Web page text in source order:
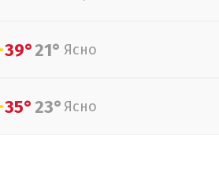
39°21° Ясно
35°23° Ясно